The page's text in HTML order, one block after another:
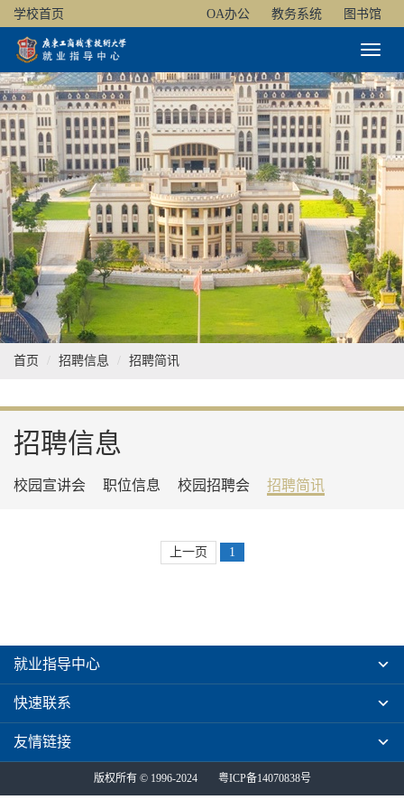
学校首页 OA办公 教务系统 图书馆
Toggle
首页 招聘信息 招聘简讯
招聘信息
校园宣讲会 职位信息 校园招聘会 招聘简讯
上一页 1
就业指导中心
快速联系
友情链接
版权所有 © 1996-2024 粤ICP备14070838号